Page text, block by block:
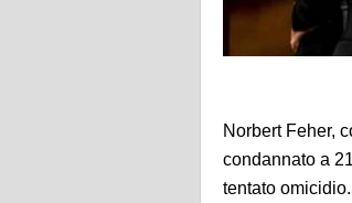
Norbert Feher,
condannato a
tentato